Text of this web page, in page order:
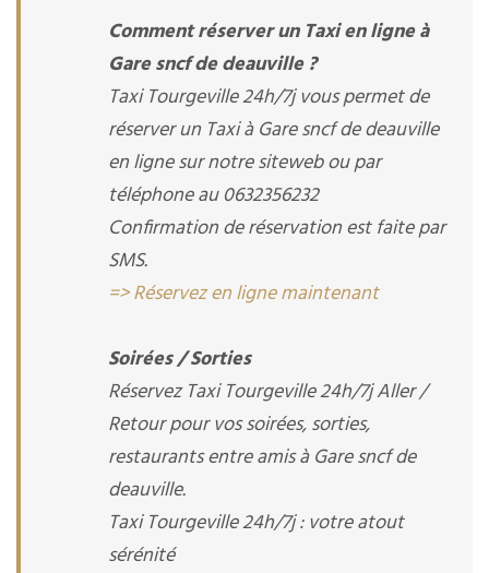
Comment réserver un Taxi en ligne à
Gare sncf de deauville ?
Taxi Tourgeville 24h/7j vous permet de
réserver un Taxi à Gare sncf de deauville
en ligne sur notre siteweb ou par
téléphone au 0632356232
Confirmation de réservation est faite par
SMS.
=> Réservez en ligne maintenant
Soirées / Sorties
Réservez Taxi Tourgeville 24h/7j Aller /
Retour pour vos soirées, sorties,
restaurants entre amis à Gare sncf de
deauville.
Taxi Tourgeville 24h/7j : votre atout
sérénité